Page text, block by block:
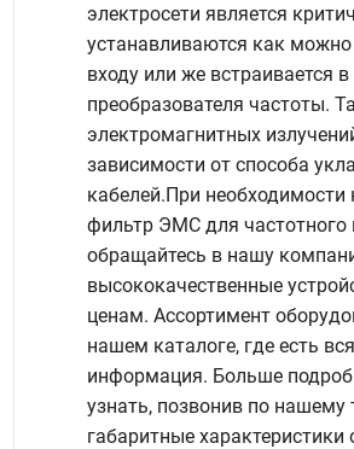
электросети является
устанавливаются как
входу или же встраивается в
преобразователя частоты.
электромагнитных
зависимости от способа
кабелей.При необходимости
фильтр ЭМС для частотного
обращайтесь в нашу
высококачественные
ценам. Ассортимент
нашем каталоге, где есть
информация. Больше
узнать, позвонив по нашему
габаритные